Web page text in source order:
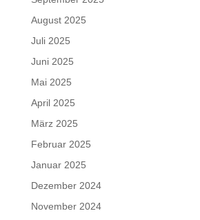
August 2025
Juli 2025
Juni 2025
Mai 2025
April 2025
März 2025
Februar 2025
Januar 2025
Dezember 2024
November 2024